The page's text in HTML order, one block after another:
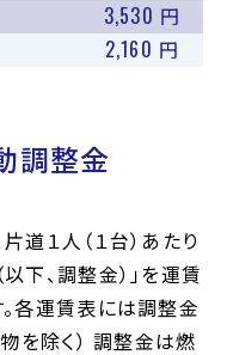
3,530 円
2,160 円
調整金
道１人（１台）あたり
下、調整金）」を運賃
各運賃表には調整金
を除く） 調整金は燃